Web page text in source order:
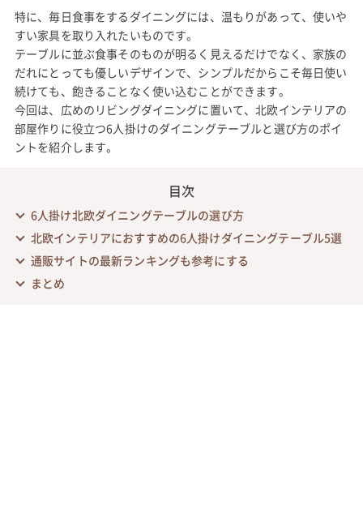
特に、毎日食事をするダイニングには、温もりがあって、使いや
すい家具を取り入れたいものです。
テーブルに並ぶ食事そのものが明るく見えるだけでなく、家族の
だれにとっても優しいデザインで、シンプルだからこそ毎日使い
続けても、飽きることなく使い込むことができます。
今回は、広めのリビングダイニングに置いて、北欧インテリアの
部屋作りに役立つ6人掛けのダイニングテーブルと選び方のポイ
ントを紹介します。
目次
6人掛け北欧ダイニングテーブルの選び方
北欧インテリアにおすすめの6人掛けダイニングテーブル5選
通販サイトの最新ランキングも参考にする
まとめ